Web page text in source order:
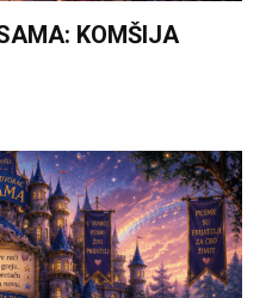
KOMŠIJA